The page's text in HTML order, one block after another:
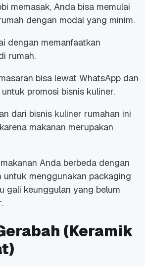
memasak, Anda bisa memulai
dengan modal yang minim.
dengan memanfaatkan
rumah.
bisa lewat WhatsApp dan
promosi bisnis kuliner.
dari bisnis kuliner rumahan ini
makanan merupakan
Anda berbeda dengan
untuk menggunakan packaging
gali keunggulan yang belum
(Keramik